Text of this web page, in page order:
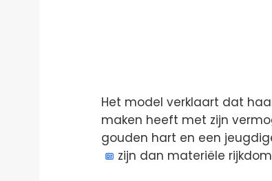
Het model verklaart dat
maken heeft met zijn
gouden hart en een
zijn dan materiële